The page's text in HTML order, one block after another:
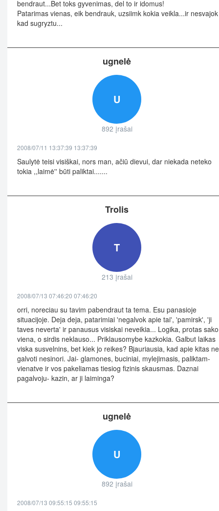
bendraut...Bet toks gyvenimas, del to ir idomus!
Patarimas vienas, eik bendrauk, uzsiimk kokia veikla...ir nesvajok
kad sugryztu...
ugnelė
U
892 įrašai
2008/07/11 13:37:39 13:37:39
Saulytė teisi visiškai, nors man, ačiū dievui, dar niekada neteko
tokia ,,laimė'' būti paliktai.......
Trolis
T
213 įrašai
2008/07/13 07:46:20 07:46:20
orri, noreciau su tavim pabendraut ta tema. Esu panasioje
situacijoje. Deja deja, patarimiai 'negalvok apie tai', 'pamirsk', 'ji
taves neverta' ir panausus visiskai neveikia... Logika, protas sako
viena, o sirdis neklauso... Priklausomybe kazkokia. Galbut laikas
viska susvelnins, bet kiek jo reikes? Bjauriausia, kad apie kitas
galvoti nesinori. Jai- glamones, buciniai, mylejimasis, paliktam-
vienatve ir vos pakeliamas tiesiog fizinis skausmas. Daznai
pagalvoju- kazin, ar ji laiminga?
ugnelė
U
892 įrašai
2008/07/13 09:55:15 09:55:15